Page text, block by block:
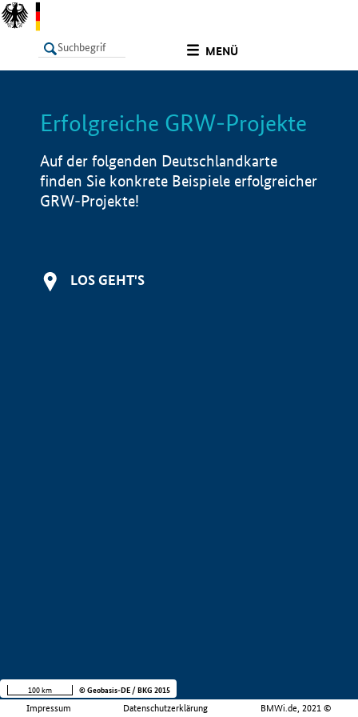
MENÜ
LISTE Info
Erfolgreiche GRW-Projekte
Auf der folgenden Deutschlandkarte
finden Sie konkrete Beispiele erfolgreicher
GRW-Projekte!
LOS GEHT'S
Impressum Datenschutzerklärung BMWi.de, 2021 ©
100 km © Geobasis-DE / BKG 2015